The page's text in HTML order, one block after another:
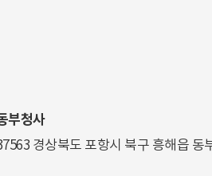
부청사
경상북도 포항시 북구 흥해읍 동